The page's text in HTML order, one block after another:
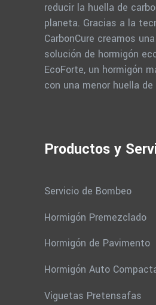
reducir la huella de
planeta. Gracias a la
CarbonCure creamos
solución de hormigón
EcoForte, un hormigón
con una menor huella de
Productos y
Servicio de Bombeo
Hormigón Premezclado
Hormigón de Pavimento
Hormigón Auto
Viguetas Pretensafas